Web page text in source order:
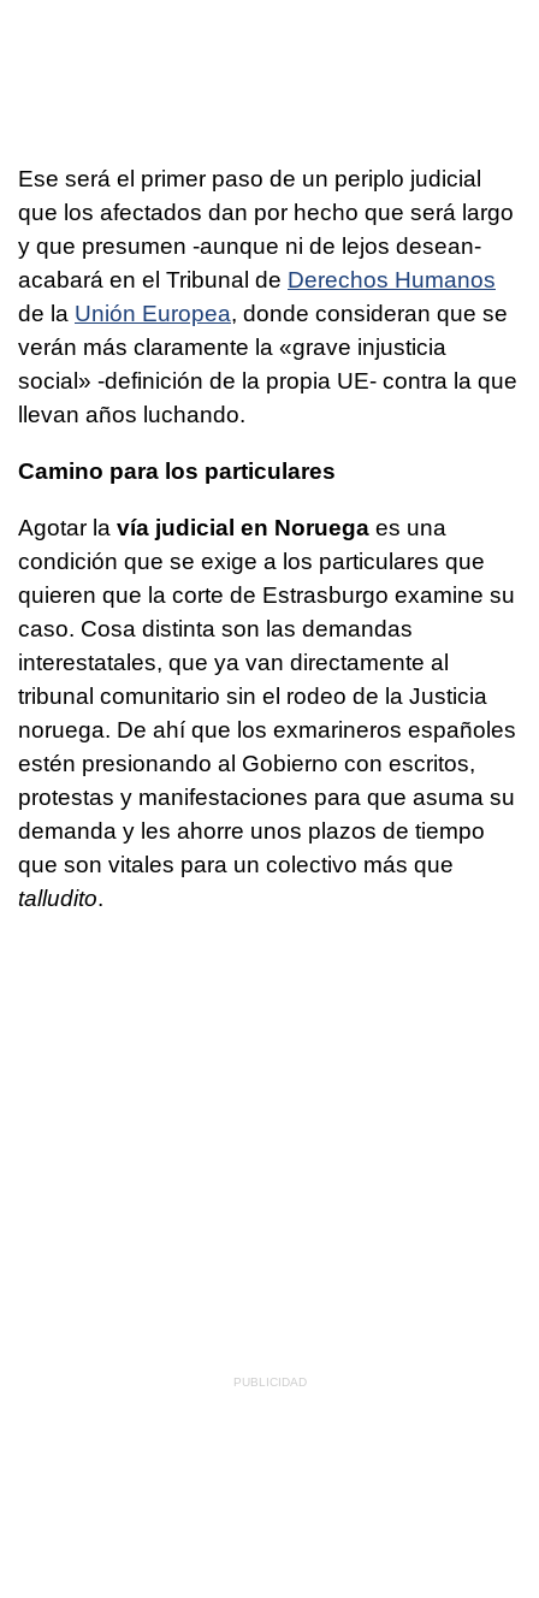
Ese será el primer paso de un periplo judicial
que los afectados dan por hecho que será largo
y que presumen -aunque ni de lejos desean-
acabará en el Tribunal de Derechos Humanos
de la Unión Europea, donde consideran que se
verán más claramente la «grave injusticia
social» -definición de la propia UE- contra la que
llevan años luchando.
Camino para los particulares
Agotar la vía judicial en Noruega es una
condición que se exige a los particulares que
quieren que la corte de Estrasburgo examine su
caso. Cosa distinta son las demandas
interestatales, que ya van directamente al
tribunal comunitario sin el rodeo de la Justicia
noruega. De ahí que los exmarineros españoles
estén presionando al Gobierno con escritos,
protestas y manifestaciones para que asuma su
demanda y les ahorre unos plazos de tiempo
que son vitales para un colectivo más que
talludito.